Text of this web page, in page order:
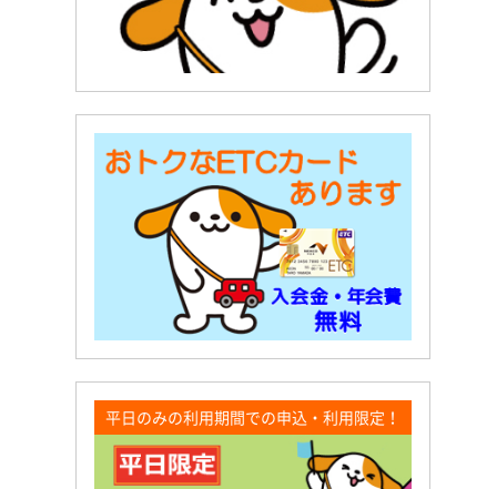
平日のみの利用期間での申込・利用限定！